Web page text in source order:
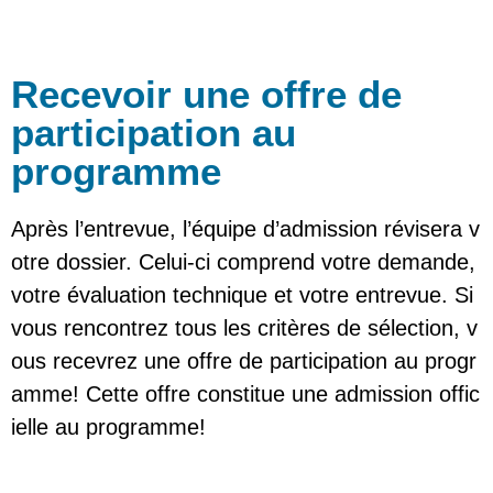
Recevoir une offre de
participation au
programme
Après l’entrevue, l’équipe d’admission révisera v
otre dossier. Celui-ci comprend votre demande,
votre évaluation technique et votre entrevue. Si
vous rencontrez tous les critères de sélection, v
ous recevrez une offre de participation au progr
amme! Cette offre constitue une admission offic
ielle au programme!